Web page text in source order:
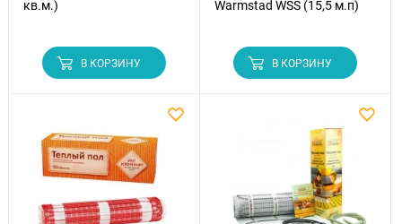
кв.м.)
В КОРЗИНУ
Warmstad WSS (15,5 м.п)
В КОРЗИНУ